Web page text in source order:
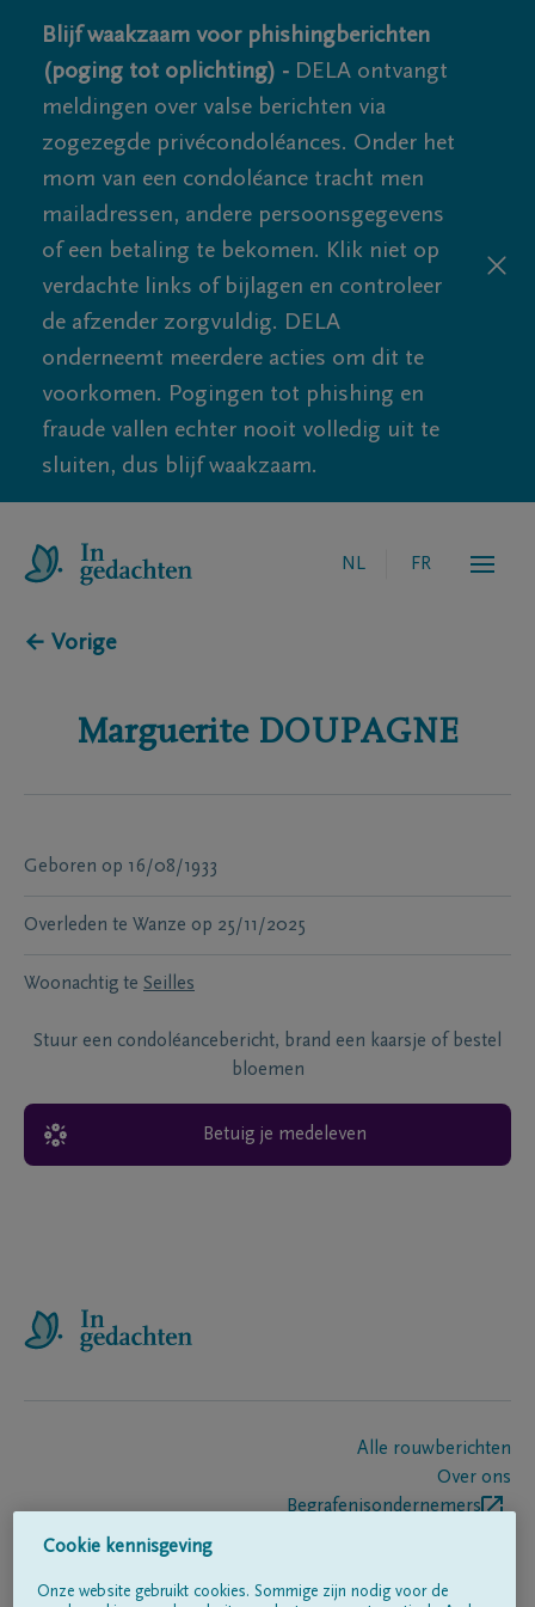
Blijf waakzaam voor phishingberichten
(poging tot oplichting) - DELA ontvangt
meldingen over valse berichten via
zogezegde privécondoléances. Onder het
mom van een condoléance tracht men
mailadressen, andere persoonsgegevens
of een betaling te bekomen. Klik niet op
verdachte links of bijlagen en controleer
de afzender zorgvuldig. DELA
onderneemt meerdere acties om dit te
voorkomen. Pogingen tot phishing en
fraude vallen echter nooit volledig uit te
sluiten, dus blijf waakzaam.
NL FR
← Vorige
Marguerite DOUPAGNE
Geboren op 16/08/1933
Overleden te Wanze op 25/11/2025
Woonachtig te Seilles
Stuur een condoléancebericht, brand een kaarsje of bestel
bloemen
Betuig je medeleven
Alle rouwberichten
Over ons
Begrafenisondernemers
Cookie kennisgeving
Onze website gebruikt cookies. Sommige zijn nodig voor de